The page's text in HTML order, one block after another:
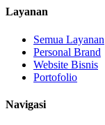
Layanan
Semua Layanan
Personal Brand
Website Bisnis
Portofolio
Navigasi